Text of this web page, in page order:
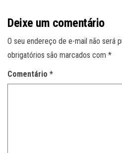
Deixe um comentário
O seu endereço de e-mail não será
obrigatórios são marcados com *
Comentário *